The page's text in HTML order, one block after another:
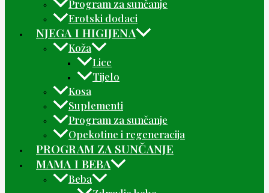
Program za sunčanje
Erotski dodaci
NJEGA I HIGIJENA
Koža
Lice
Tijelo
Kosa
Suplementi
Program za sunčanje
Opekotine i regeneracija
PROGRAM ZA SUNČANJE
MAMA I BEBA
Beba